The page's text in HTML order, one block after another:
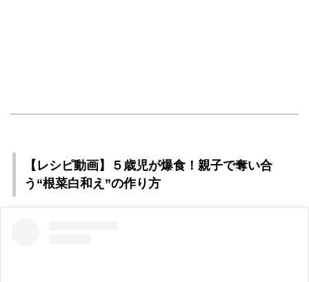
【レシピ動画】５歳児が爆食！親子で奪い合
う“根菜白和え”の作り方